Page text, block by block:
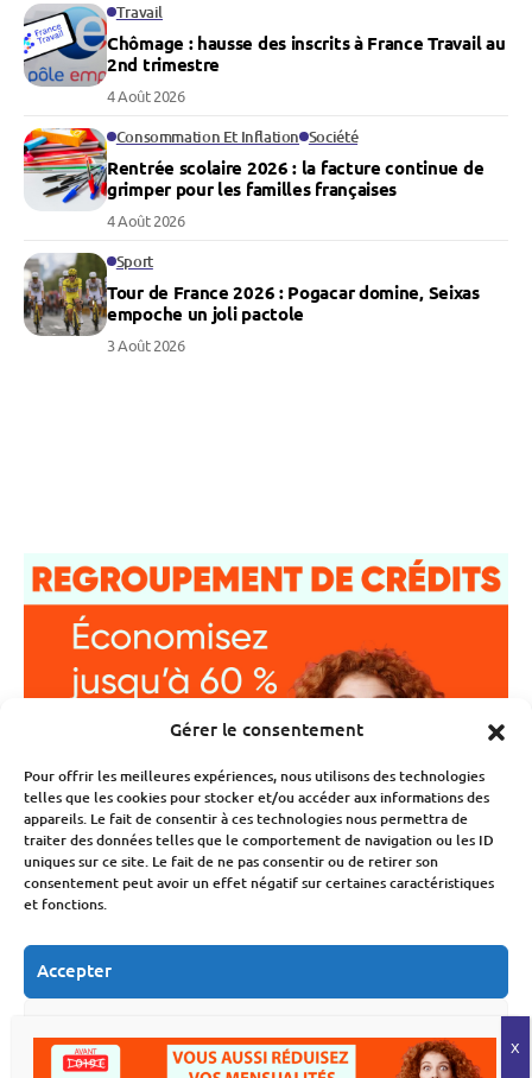
Gérer le consentement
Pour offrir les meilleures expériences, nous utilisons des technologies
telles que les cookies pour stocker et/ou accéder aux informations des
appareils. Le fait de consentir à ces technologies nous permettra de
traiter des données telles que le comportement de navigation ou les ID
uniques sur ce site. Le fait de ne pas consentir ou de retirer son
consentement peut avoir un effet négatif sur certaines caractéristiques
et fonctions.
Accepter
Travail
Chômage : hausse des inscrits à France Travail au
2nd trimestre
4 Août 2026
Consommation Et Inflation Société
Rentrée scolaire 2026 : la facture continue de
grimper pour les familles françaises
4 Août 2026
Sport
Tour de France 2026 : Pogacar domine, Seixas
empoche un joli pactole
3 Août 2026